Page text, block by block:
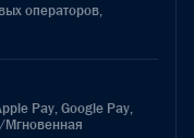
операторов,
Pay, Google Pay,
Мгновенная